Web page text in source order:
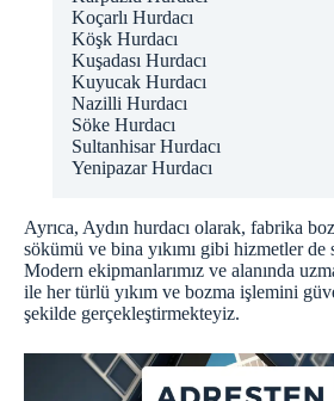
Koçarlı Hurdacı
Köşk Hurdacı
Kuşadası Hurdacı
Kuyucak Hurdacı
Nazilli Hurdacı
Söke Hurdacı
Sultanhisar Hurdacı
Yenipazar Hurdacı
Ayrıca, Aydın hurdacı olarak, fabrika
sökümü ve bina yıkımı gibi hizmetler de
Modern ekipmanlarımız ve alanında
ile her türlü yıkım ve bozma işlemini
şekilde gerçekleştirmekteyiz.